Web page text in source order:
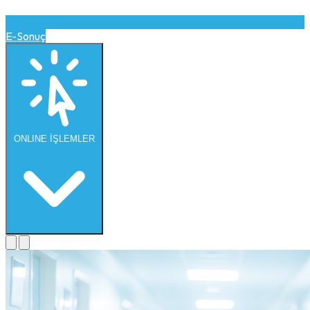
E-Sonuç
ONLINE İŞLEMLER